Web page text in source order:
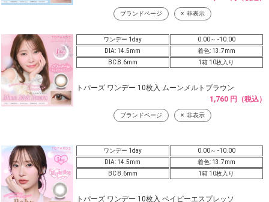
ブランドページ 非表示
ワンデー 1day
0.00～ -10.00
DIA: 14.5mm
着色: 13.7mm
BC 8.6mm
1箱 10枚入り
トパーズ ワンデー 10枚入 ムーンメルトブラウン
1,760 円（税込）
ブランドページ 非表示
ワンデー 1day
0.00～ -10.00
DIA: 14.5mm
着色: 13.7mm
BC 8.6mm
1箱 10枚入り
トパーズ ワンデー 10枚入 ベイビーエスプレッソ